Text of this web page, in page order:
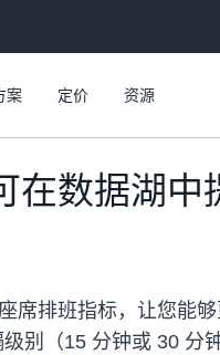
案 定价 资源
在数据湖中
席排班指标，让您能
别（15 分钟或 30 分